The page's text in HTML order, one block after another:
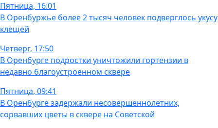
Пятница, 16:01
В Оренбуржье более 2 тысяч человек подверглось укусу
клещей
Четверг, 17:50
В Оренбурге подростки уничтожили гортензии в
недавно благоустроенном сквере
Пятница, 09:41
В Оренбурге задержали несовершеннолетних,
сорвавших цветы в сквере на Советской